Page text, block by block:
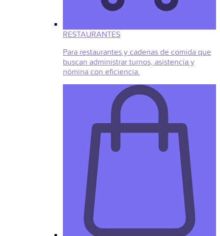
RESTAURANTES
Para restaurantes y cadenas de comida que
buscan administrar turnos, asistencia y
nómina con eficiencia.